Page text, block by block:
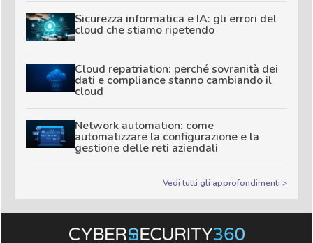
Sicurezza informatica e IA: gli errori del
cloud che stiamo ripetendo
Cloud repatriation: perché sovranità dei
dati e compliance stanno cambiando il
cloud
Network automation: come
automatizzare la configurazione e la
gestione delle reti aziendali
Vedi tutti gli approfondimenti >